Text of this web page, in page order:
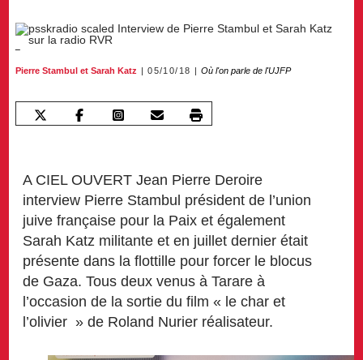
Pierre Stambul etSarah Katz 05/10/18 Où l'on parle de l'UJFP
A CIEL OUVERT Jean Pierre Deroire
interview Pierre Stambul président de l’union
juive française pour la Paix et également
Sarah Katz militante et en juillet dernier était
présente dans la flottille pour forcer le blocus
de Gaza. Tous deux venus à Tarare à
l’occasion de la sortie du film « le char et
l’olivier » de Roland Nurier réalisateur.